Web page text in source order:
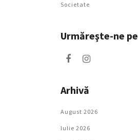
Societate
Urmăreşte-ne pe
Arhivă
August 2026
Iulie 2026